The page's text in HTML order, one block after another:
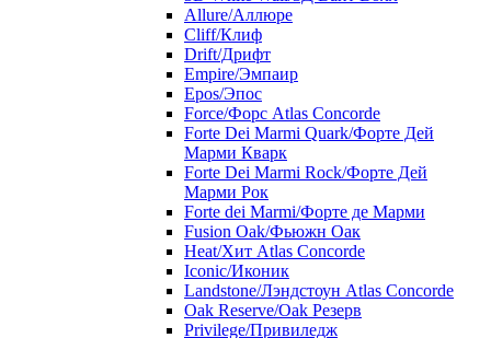
Allure/Аллюрe
Cliff/Клиф
Drift/Дрифт
Empire/Эмпаир
Epos/Эпос
Force/Фoрс Atlas Concorde
Forte Dei Marmi Quark/Форте Дей
Марми Кварк
Forte Dei Marmi Rock/Форте Дей
Марми Рок
Forte dei Marmi/Форте де Марми
Fusion Oak/Фьюжн Оак
Heat/Xит Atlas Concorde
Iconic/Иконик
Landstone/Лэндстоун Atlas Concorde
Oak Reserve/Оak Резepв
Privilege/Привиледж